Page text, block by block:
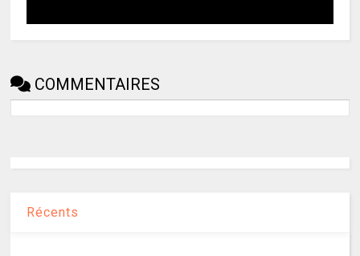
COMMENTAIRES
Récents